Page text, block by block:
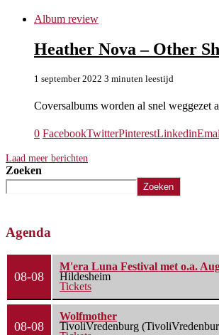
Album review
Heather Nova – Other
1 september 2022 3 minuten leestijd
Coversalbums worden al snel
0 FacebookTwitterPinterestLinkedin
Laad meer berichten
Zoeken
Zoeken
Agenda
08-08
M'era Luna Festival met o.a.
Hildesheim
Tickets
08-08
Wolfmother
TivoliVredenburg